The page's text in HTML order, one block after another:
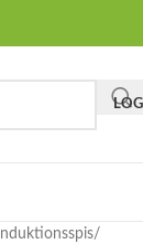
Induktionsspis